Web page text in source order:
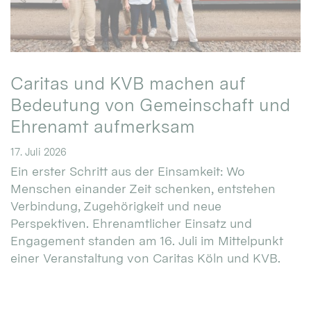
Caritas und KVB machen auf
Bedeutung von Gemeinschaft und
Ehrenamt aufmerksam
17. Juli 2026
Ein erster Schritt aus der Einsamkeit: Wo
Menschen einander Zeit schenken, entstehen
Verbindung, Zugehörigkeit und neue
Perspektiven. Ehrenamtlicher Einsatz und
Engagement standen am 16. Juli im Mittelpunkt
einer Veranstaltung von Caritas Köln und KVB.